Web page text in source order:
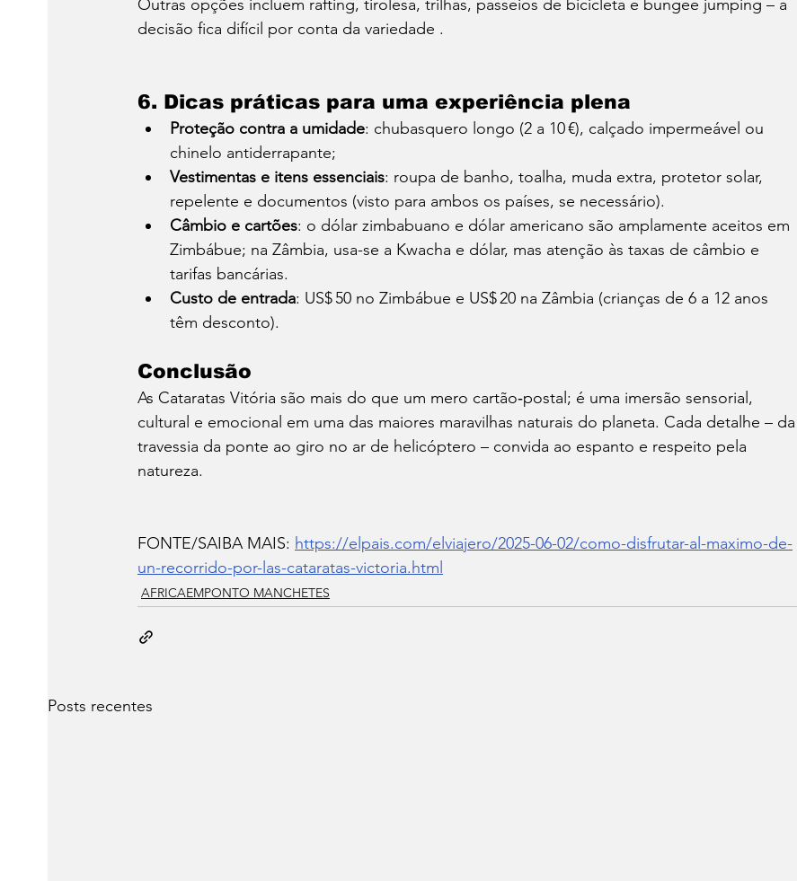
Outras opções incluem rafting, tirolesa, trilhas, passeios de bicicleta e bungee jumping – a
decisão fica difícil por conta da variedade .
6. Dicas práticas para uma experiência plena
Proteção contra a umidade: chubasquero longo (2 a 10 €), calçado impermeável ou
chinelo antiderrapante;
Vestimentas e itens essenciais: roupa de banho, toalha, muda extra, protetor solar,
repelente e documentos (visto para ambos os países, se necessário).
Câmbio e cartões: o dólar zimbabuano e dólar americano são amplamente aceitos em
Zimbábue; na Zâmbia, usa-se a Kwacha e dólar, mas atenção às taxas de câmbio e
tarifas bancárias.
Custo de entrada: US$ 50 no Zimbábue e US$ 20 na Zâmbia (crianças de 6 a 12 anos
têm desconto).
Conclusão
As Cataratas Vitória são mais do que um mero cartão‑postal; é uma imersão sensorial,
cultural e emocional em uma das maiores maravilhas naturais do planeta. Cada detalhe – da
travessia da ponte ao giro no ar de helicóptero – convida ao espanto e respeito pela
natureza.
FONTE/SAIBA MAIS: https://elpais.com/elviajero/2025-06-02/como-disfrutar-al-maximo-de-
un-recorrido-por-las-cataratas-victoria.html
AFRICAEMPONTO MANCHETES
Posts recentes